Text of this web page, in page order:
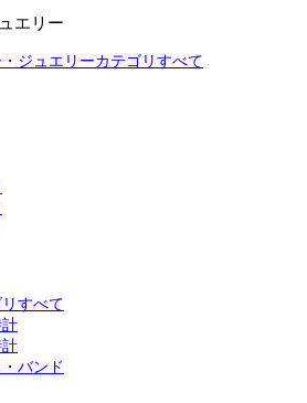
エリー
ジュエリーカテゴリすべて
すべて
バンド